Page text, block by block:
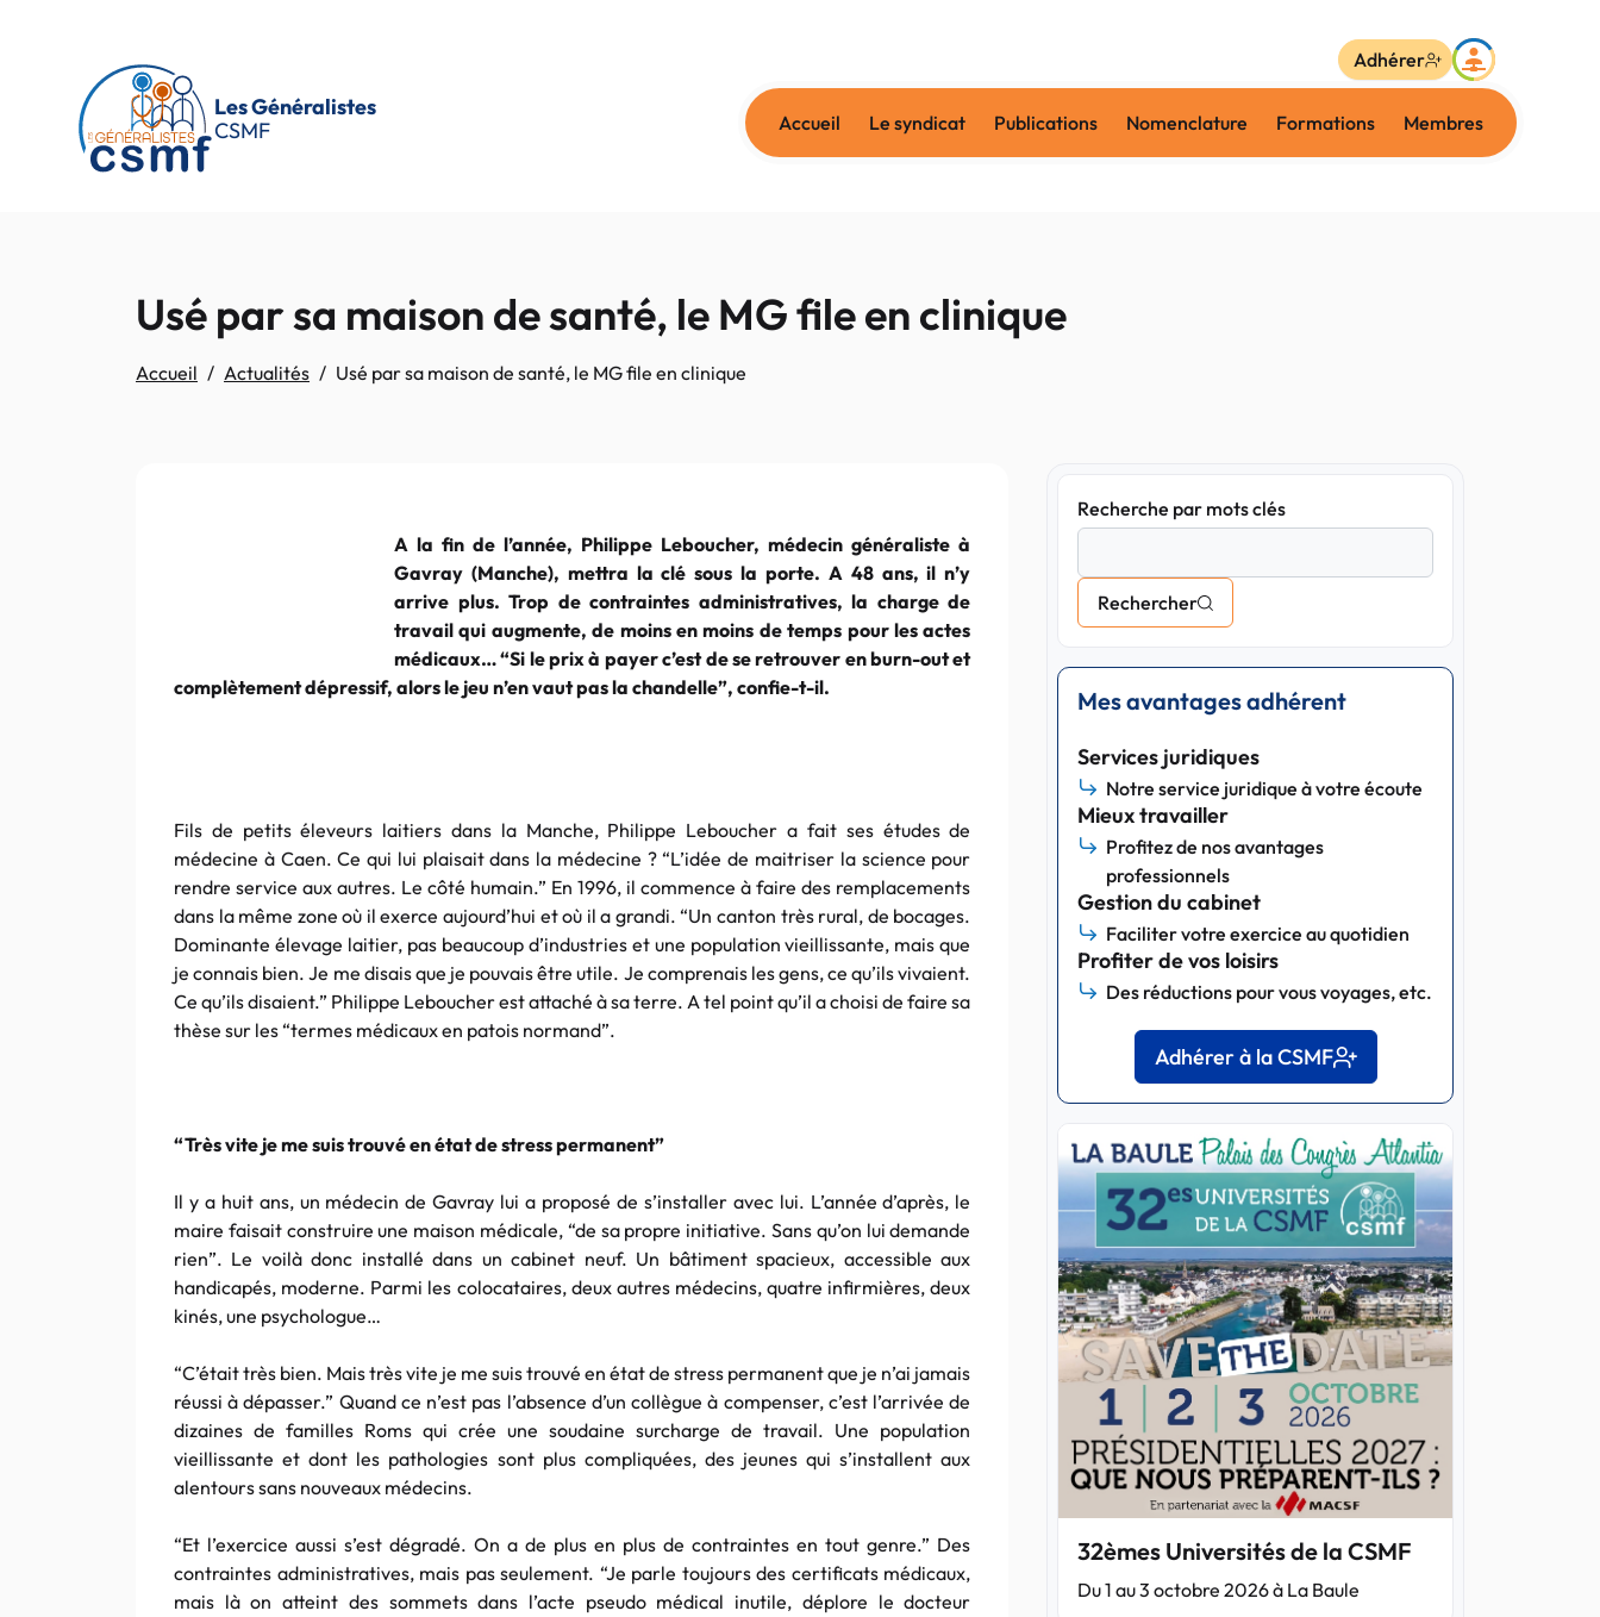
Les Généralistes
CSMF
Accueil Le syndicat Publications Nomenclature Formations Membres
Adhérer
Usé par sa maison de santé, le MG file en clinique
Accueil Actualités Usé par sa maison de santé, le MG file en clinique
A la fin de l’année, Philippe Leboucher, médecin généraliste à
Gavray (Manche), mettra la clé sous la porte. A 48 ans, il n’y
arrive plus. Trop de contraintes administratives, la charge de
travail qui augmente, de moins en moins de temps pour les actes
médicaux… “Si le prix à payer c’est de se retrouver en burn-out et
complètement dépressif, alors le jeu n’en vaut pas la chandelle”, confie-t-il.
Fils de petits éleveurs laitiers dans la Manche, Philippe Leboucher a fait ses études de
médecine à Caen. Ce qui lui plaisait dans la médecine ? “L’idée de maitriser la science pour
rendre service aux autres. Le côté humain.” En 1996, il commence à faire des remplacements
dans la même zone où il exerce aujourd’hui et où il a grandi. “Un canton très rural, de bocages.
Dominante élevage laitier, pas beaucoup d’industries et une population vieillissante, mais que
je connais bien. Je me disais que je pouvais être utile. Je comprenais les gens, ce qu’ils vivaient.
Ce qu’ils disaient.” Philippe Leboucher est attaché à sa terre. A tel point qu’il a choisi de faire sa
thèse sur les “termes médicaux en patois normand”.
“Très vite je me suis trouvé en état de stress permanent”
Il y a huit ans, un médecin de Gavray lui a proposé de s’installer avec lui. L’année d’après, le
maire faisait construire une maison médicale, “de sa propre initiative. Sans qu’on lui demande
rien”. Le voilà donc installé dans un cabinet neuf. Un bâtiment spacieux, accessible aux
handicapés, moderne. Parmi les colocataires, deux autres médecins, quatre infirmières, deux
kinés, une psychologue…
“C’était très bien. Mais très vite je me suis trouvé en état de stress permanent que je n’ai jamais
réussi à dépasser.” Quand ce n’est pas l’absence d’un collègue à compenser, c’est l’arrivée de
dizaines de familles Roms qui crée une soudaine surcharge de travail. Une population
vieillissante et dont les pathologies sont plus compliquées, des jeunes qui s’installent aux
alentours sans nouveaux médecins.
“Et l’exercice aussi s’est dégradé. On a de plus en plus de contraintes en tout genre.” Des
contraintes administratives, mais pas seulement. “Je parle toujours des certificats médicaux,
mais là on atteint des sommets dans l’acte pseudo médical inutile, déplore le docteur
Recherche par mots clés
Rechercher
Mes avantages adhérent
Services juridiques
Notre service juridique à votre écoute
Mieux travailler
Profitez de nos avantages
professionnels
Gestion du cabinet
Faciliter votre exercice au quotidien
Profiter de vos loisirs
Des réductions pour vous voyages, etc.
Adhérer à la CSMF
32èmes Universités de la CSMF
Du 1 au 3 octobre 2026 à La Baule